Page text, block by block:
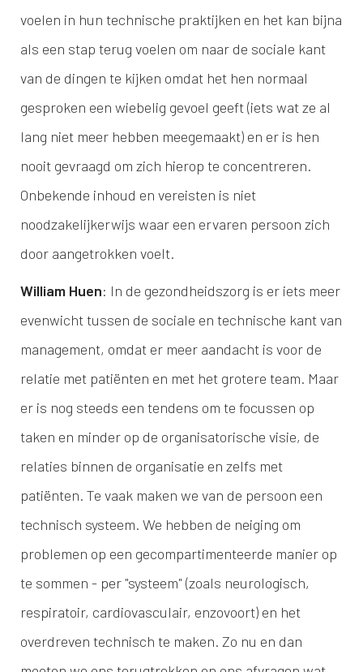
voelen in hun technische praktijken en het kan bijna
als een stap terug voelen om naar de sociale kant
van de dingen te kijken omdat het hen normaal
gesproken een wiebelig gevoel geeft (iets wat ze al
lang niet meer hebben meegemaakt) en er is hen
nooit gevraagd om zich hierop te concentreren.
Onbekende inhoud en vereisten is niet
noodzakelijkerwijs waar een ervaren persoon zich
door aangetrokken voelt.
William Huen: In de gezondheidszorg is er iets meer
evenwicht tussen de sociale en technische kant van
management, omdat er meer aandacht is voor de
relatie met patiënten en met het grotere team. Maar
er is nog steeds een tendens om te focussen op
taken en minder op de organisatorische visie, de
relaties binnen de organisatie en zelfs met
patiënten. Te vaak maken we van de persoon een
technisch systeem. We hebben de neiging om
problemen op een gecompartimenteerde manier op
te sommen - per "systeem" (zoals neurologisch,
respiratoir, cardiovasculair, enzovoort) en het
overdreven technisch te maken. Zo nu en dan